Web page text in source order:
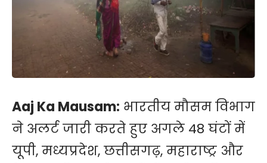
Aaj Ka Mausam: भारतीय मौसम विभाग
ने अलर्ट जारी करते हुए अगले 48 घंटों में
यूपी, मध्यप्रदेश, छत्तीसगढ़, महाराष्ट्र और